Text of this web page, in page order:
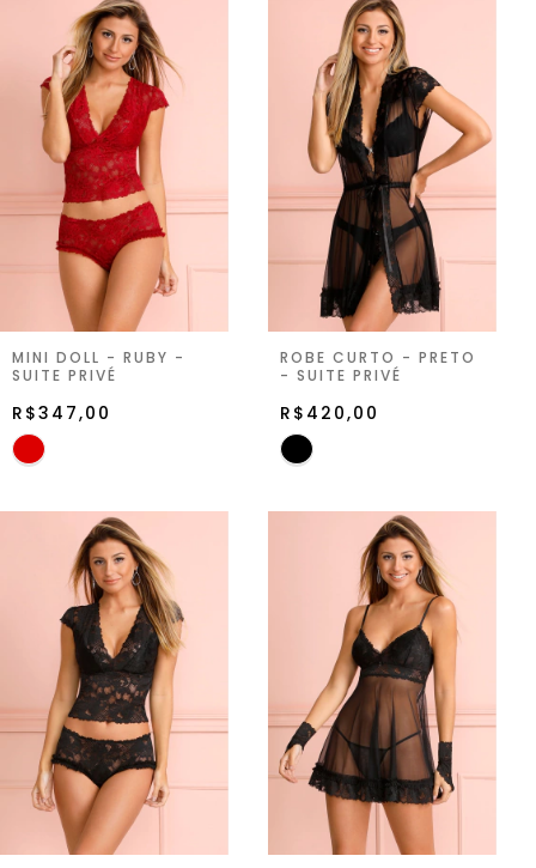
MINI DOLL - RUBY -
SUITE PRIVÉ
R$347,00
ROBE CURTO - PRETO
- SUITE PRIVÉ
R$420,00